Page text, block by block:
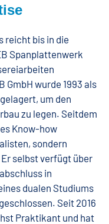
reicht bis in die
Spanplattenwerk
GmbH wurde 1993 als
um den
zu legen. Seitdem
Know-how
sondern
selbst verfügt über
in
dualen Studiums
Seit 2016
Praktikant und hat